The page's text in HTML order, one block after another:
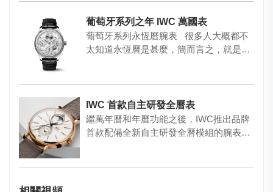
葡萄牙系列之年 IWC 萬國表
葡萄牙系列永恆曆腕表 很多人大概都不
太知道永恆曆是甚麼，簡而言之，就是更
IWC 首款自主研發全曆表
繼萬年曆和年曆功能之後，IWC推出品牌
首款配備全新自主研發全曆模組的腕表作